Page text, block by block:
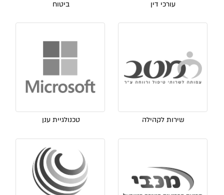
עורכי דין ביטוח
שירות לקהילה טכנולגיית ענן